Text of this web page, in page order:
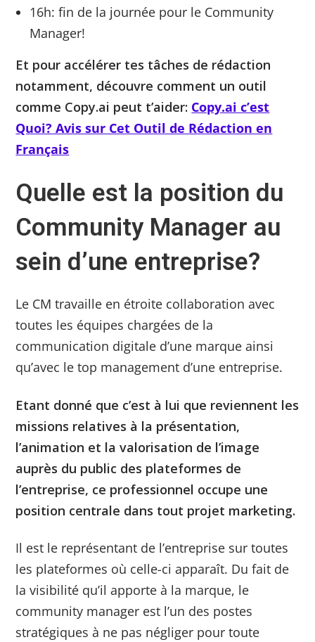
16h: fin de la journée pour le Community
Manager!
Et pour accélérer tes tâches de rédaction
notamment, découvre comment un outil
comme Copy.ai peut t’aider: Copy.ai c’est
Quoi? Avis sur Cet Outil de Rédaction en
Français
Quelle est la position du
Community Manager au
sein d’une entreprise?
Le CM travaille en étroite collaboration avec
toutes les équipes chargées de la
communication digitale d’une marque ainsi
qu’avec le top management d’une entreprise.
Etant donné que c’est à lui que reviennent les
missions relatives à la présentation,
l’animation et la valorisation de l’image
auprès du public des plateformes de
l’entreprise, ce professionnel occupe une
position centrale dans tout projet marketing.
Il est le représentant de l’entreprise sur toutes
les plateformes où celle-ci apparaît. Du fait de
la visibilité qu’il apporte à la marque, le
community manager est l’un des postes
stratégiques à ne pas négliger pour toute